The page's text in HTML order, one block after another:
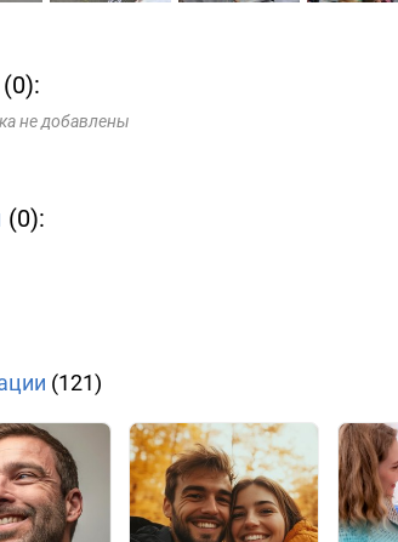
(0):
не добавлены
(0):
(121)